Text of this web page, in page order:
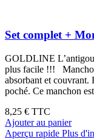
Set complet +
GOLDLINE
plus facile !!!
absorbant et couvrant.
poché. Ce manchon
8,25 € TTC
Ajouter au panier
Aperçu rapide Plus